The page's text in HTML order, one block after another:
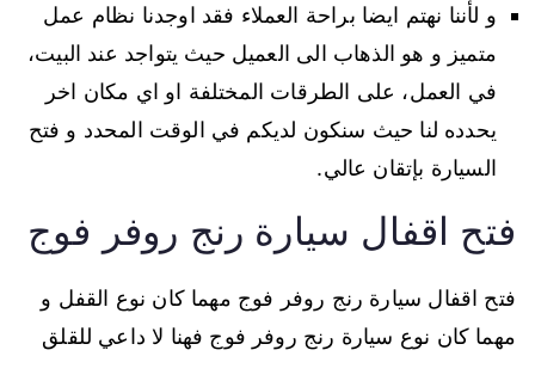
و لأننا نهتم ايضا براحة العملاء فقد اوجدنا نظام عمل
متميز و هو الذهاب الى العميل حيث يتواجد عند البيت،
في العمل، على الطرقات المختلفة او اي مكان اخر
يحدده لنا حيث سنكون لديكم في الوقت المحدد و فتح
السيارة بإتقان عالي.
فتح اقفال سيارة رنج روفر فوج
فتح اقفال سيارة رنج روفر فوج مهما كان نوع القفل و
مهما كان نوع سيارة رنج روفر فوج فهنا لا داعي للقلق